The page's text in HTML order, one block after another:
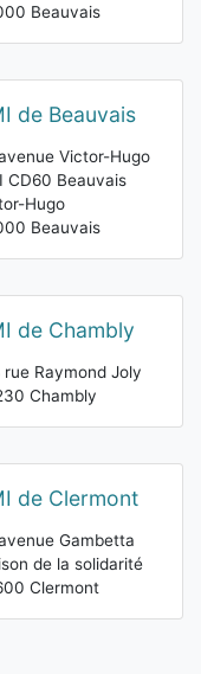
Beauvais
de Beauvais
Victor-Hugo
CD60 Beauvais
Hugo
Beauvais
de Chambly
rue Raymond Joly
Chambly
de Clermont
Gambetta
de la solidarité
Clermont